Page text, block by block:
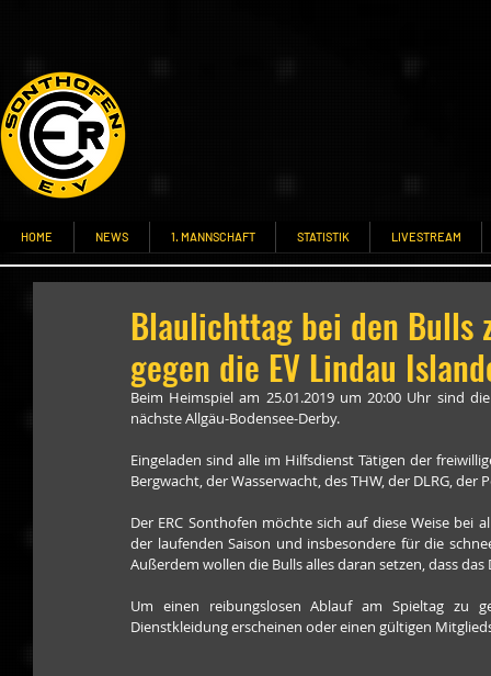
HOME NEWS 1. MANNSCHAFT STATISTIK LIVESTREAM
Blaulichttag bei den Bulls
gegen die EV Lindau
Beim Heimspiel am 25.01.2019 um 20:00 Uhr sind
nächste Allgäu-Bodensee-Derby.
Eingeladen sind alle im Hilfsdienst Tätigen der
Bergwacht, der Wasserwacht, des THW, der DLRG, der
Der ERC Sonthofen möchte sich auf diese Weise
der laufenden Saison und insbesondere für die
Außerdem wollen die Bulls alles daran setzen, dass
Um einen reibungslosen Ablauf am Spieltag zu
Dienstkleidung erscheinen oder einen gültigen